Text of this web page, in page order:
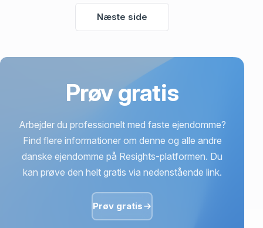
Næste side
Prøv gratis
Arbejder du professionelt med faste ejendomme?
Find flere informationer om denne og alle andre
danske ejendomme på Resights-platformen. Du
kan prøve den helt gratis via nedenstående link.
Prøv gratis